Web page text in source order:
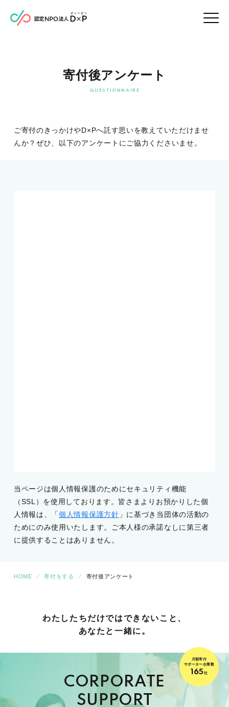
寄付後アンケート
ご寄付のきっかけやD×Pへ託す思いを教えていただけませ
んか？ ぜひ、以下のアンケートにご協力くださいませ。
当ページは個人情報保護のためにセキュリティ機能
（SSL）を使用しております。皆さまよりお預かりした個
人情報は、「個人情報保護方針 」に基づき当団体の活動の
ためにのみ使用いたします。ご本人様の承諾なしに第三者
に提供することはありません。
HOME 寄付をする 寄付後アンケート
わたしたちだけではできないこと、
あなたと一緒に。
CORPORATE
SUPPORT
月額寄付
サポーター企業数
165社